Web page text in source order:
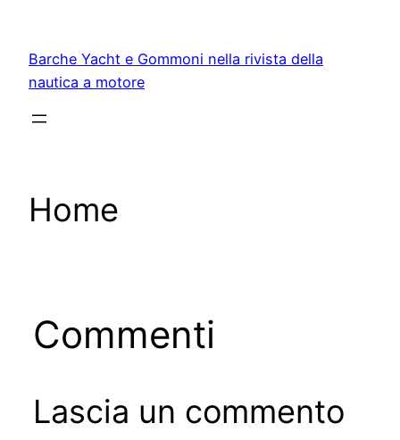
contenuto
Barche Yacht e Gommoni nella rivista della
nautica a motore
Home
Commenti
Lascia un commento